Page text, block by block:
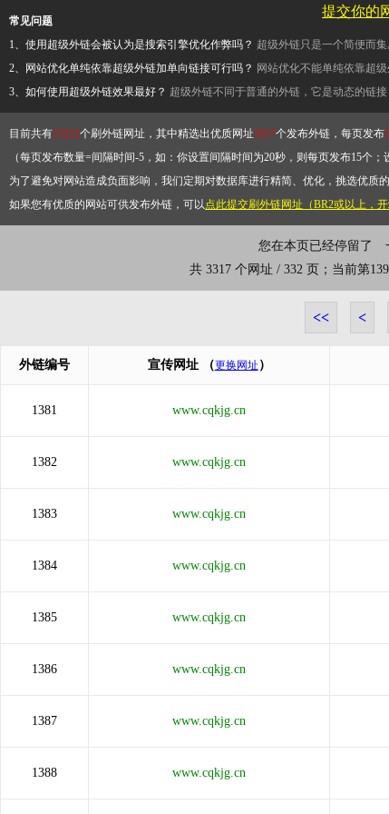
常见问题
1、使用超级外链会被认为是搜索引擎优化作弊吗？ 超级外链只是一个简便而
2、网站优化单纯依靠超级外链加单向链接可行吗？ 网站优化不能单纯依靠超
3、如何使用超级外链效果最好？ 超级外链不同于普通的外链，它是动态的链接
目前共有13212个刷外链网址，其中精选出优质网址3317个发布外链，每页发布
（每页发布数量=间隔时间-5，如：你设置间隔时间为20秒，则每页发布15个
为了避免对网站造成负面影响，我们定期对数据库进行精简、优化，挑选优
如果您有优质的网站可供发布外链，可以点此提交刷外链网址（BR2或以上，
您在本页已经停留了 0小时0
共 3317 个网址 / 332 页；当前第
<< <
外链编号 宣传网址 （更换网址 ）
1381 www.cqkjg.cn
1382 www.cqkjg.cn
1383 www.cqkjg.cn
1384 www.cqkjg.cn
1385 www.cqkjg.cn
1386 www.cqkjg.cn
1387 www.cqkjg.cn
1388 www.cqkjg.cn
提交你的